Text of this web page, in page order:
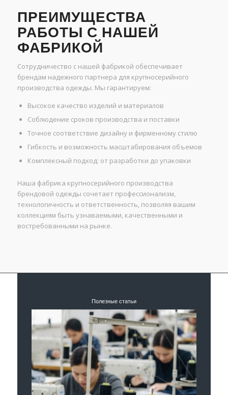
ПРЕИМУЩЕСТВА
РАБОТЫ С НАШЕЙ
ФАБРИКОЙ
Сотрудничество с нашей фабрикой обеспечивает
брендам надежного партнера для крупносерийного
производства одежды. Мы гарантируем:
Высокое качество изделий и материалов
Соблюдение сроков производства и поставки
Точное соответствие дизайну и фирменному стилю
Гибкость и возможность масштабирования объемов
Комплексный подход: от разработки до упаковки
Наша фабрика крупносерийного производства
брендовой одежды сочетает профессионализм,
технологичность и ответственность, позволяя вашим
коллекциям быть узнаваемыми, качественными и
востребованными на рынке.
Полезные статьи